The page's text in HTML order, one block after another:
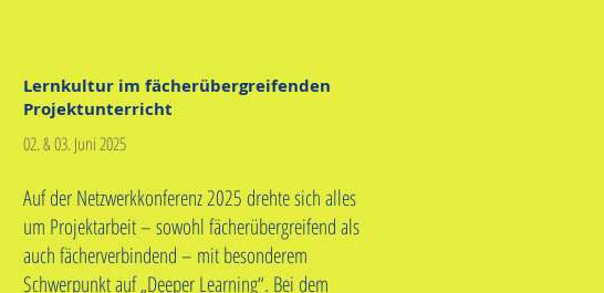
Lernkultur im fächerübergreifenden
Projektunterricht
02. & 03. Juni 2025
Auf der Netzwerkkonferenz 2025 drehte sich alles
um Projektarbeit – sowohl fächerübergreifend als
auch fächerverbindend – mit besonderem
Schwerpunkt auf „Deeper Learning“. Bei dem